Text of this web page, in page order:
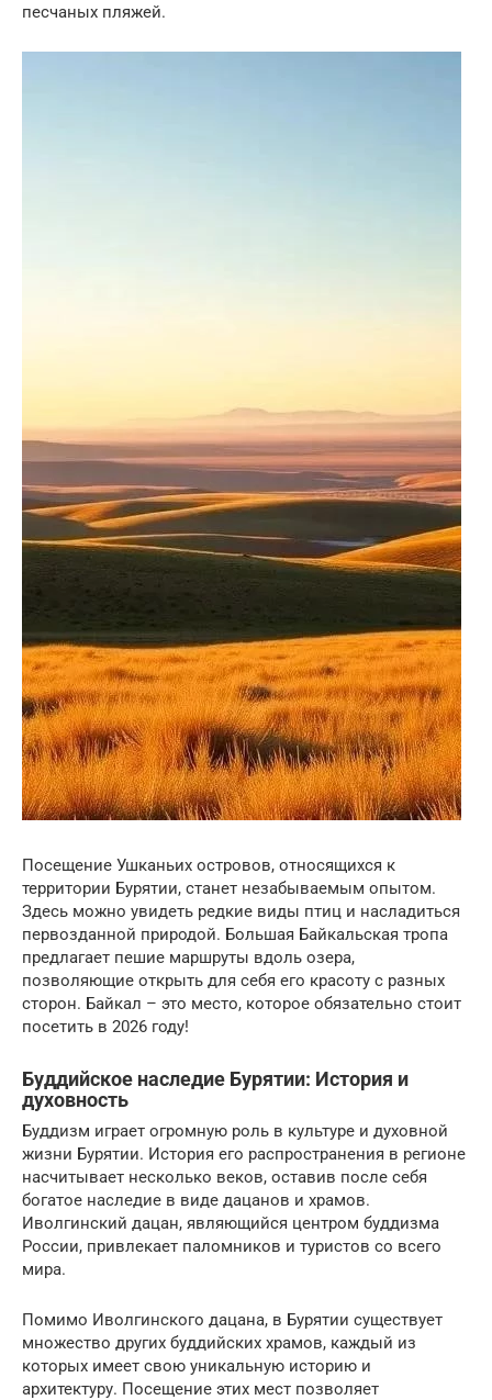
песчаных пляжей.
Посещение Ушканьих островов, относящихся к
территории Бурятии, станет незабываемым опытом.
Здесь можно увидеть редкие виды птиц и насладиться
первозданной природой. Большая Байкальская тропа
предлагает пешие маршруты вдоль озера,
позволяющие открыть для себя его красоту с разных
сторон. Байкал – это место, которое обязательно стоит
посетить в 2026 году!
Буддийское наследие Бурятии: История и
духовность
Буддизм играет огромную роль в культуре и духовной
жизни Бурятии. История его распространения в регионе
насчитывает несколько веков, оставив после себя
богатое наследие в виде дацанов и храмов.
Иволгинский дацан, являющийся центром буддизма
России, привлекает паломников и туристов со всего
мира.
Помимо Иволгинского дацана, в Бурятии существует
множество других буддийских храмов, каждый из
которых имеет свою уникальную историю и
архитектуру. Посещение этих мест позволяет